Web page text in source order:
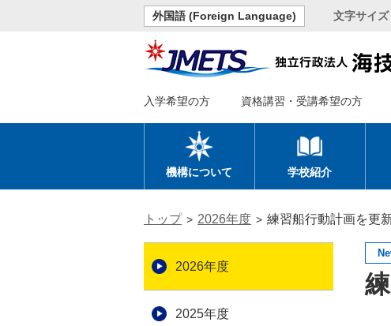
外国語 (Foreign Language) 文字サイズ
入学希望の方 資格講習・受講希望の方
機構について 学校紹介
トップ 2026年度 練習船行動計画を更
2026年度
2025年度